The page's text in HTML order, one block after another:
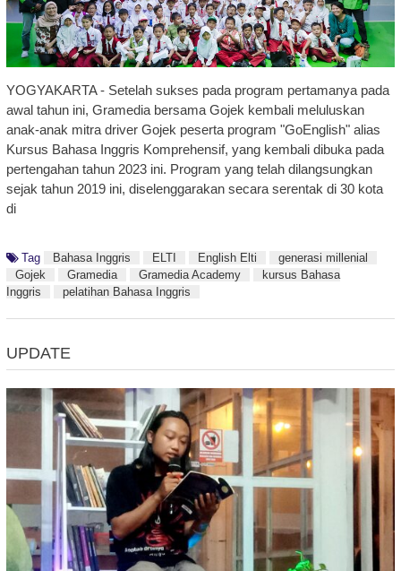
YOGYAKARTA - Setelah sukses pada program pertamanya pada
awal tahun ini, Gramedia bersama Gojek kembali meluluskan
anak-anak mitra driver Gojek peserta program "GoEnglish" alias
Kursus Bahasa Inggris Komprehensif, yang kembali dibuka pada
pertengahan tahun 2023 ini. Program yang telah dilangsungkan
sejak tahun 2019 ini, diselenggarakan secara serentak di 30 kota
di
Tag Bahasa Inggris ELTI English Elti
generasi millenial
Gojek
Gramedia Gramedia Academy
kursus Bahasa
Inggris
pelatihan Bahasa Inggris
UPDATE